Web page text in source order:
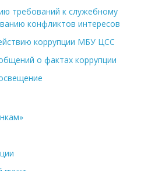
требований к служебному
конфликтов интересов
коррупции МБУ ЦСС
о фактах коррупции